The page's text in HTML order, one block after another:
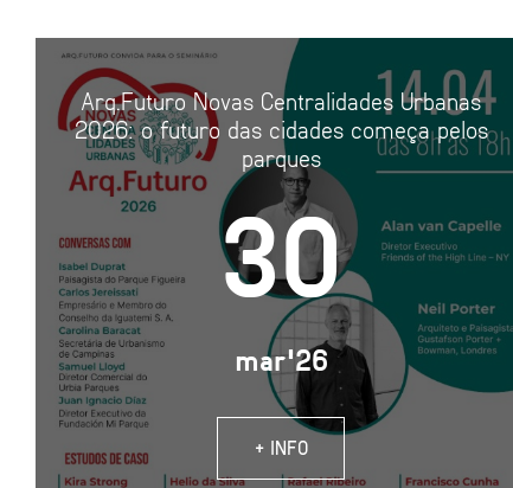
Arq.Futuro Novas Centralidades Urbanas
2026: o futuro das cidades começa pelos
parques
30
mar'26
+ INFO